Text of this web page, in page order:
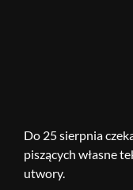
Do 25 sierpnia
piszących własne
utwory.